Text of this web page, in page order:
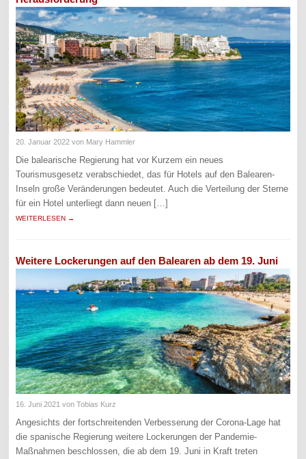
20. Januar 2022 von Mary Hammler
Die balearische Regierung hat vor Kurzem ein neues
Tourismusgesetz verabschiedet, das für Hotels auf den Balearen-
Inseln große Veränderungen bedeutet. Auch die Verteilung der Sterne
für ein Hotel unterliegt dann neuen […]
WEITERLESEN →
Weitere Lockerungen auf den Balearen ab dem 19. Juni
16. Juni 2021 von Tobias Kurz
Angesichts der fortschreitenden Verbesserung der Corona-Lage hat
die spanische Regierung weitere Lockerungen der Pandemie-
Maßnahmen beschlossen, die ab dem 19. Juni in Kraft treten